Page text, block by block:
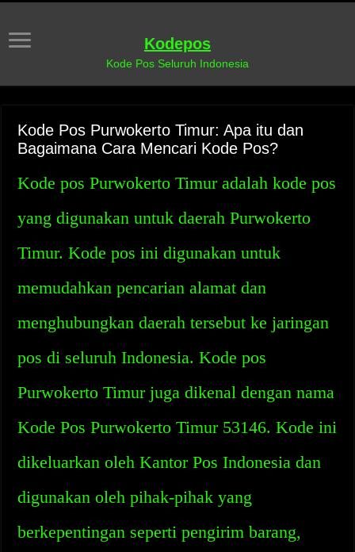
Kodepos
Kode Pos Seluruh Indonesia
Kode Pos Purwokerto Timur: Apa itu dan
Bagaimana Cara Mencari Kode Pos?
Kode pos Purwokerto Timur adalah kode pos
yang digunakan untuk daerah Purwokerto
Timur. Kode pos ini digunakan untuk
memudahkan pencarian alamat dan
menghubungkan daerah tersebut ke jaringan
pos di seluruh Indonesia. Kode pos
Purwokerto Timur juga dikenal dengan nama
Kode Pos Purwokerto Timur 53146. Kode ini
dikeluarkan oleh Kantor Pos Indonesia dan
digunakan oleh pihak-pihak yang
berkepentingan seperti pengirim barang,